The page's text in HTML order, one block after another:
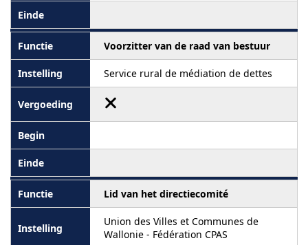
Voorzitter van de raad van bestuur
Service rural de médiation de dettes
Lid van het directiecomité
Union des Villes et Communes de
Wallonie - Fédération CPAS